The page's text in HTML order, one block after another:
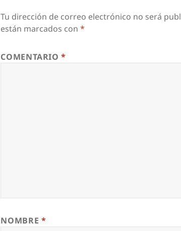
Tu dirección de correo electrónico no será
están marcados con*
COMENTARIO*
NOMBRE *